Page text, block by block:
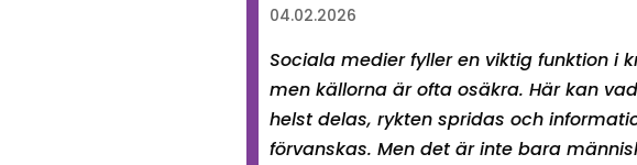
04.02.2026
Sociala medier fyller en viktig funktion i
men källorna är ofta osäkra. Här kan
helst delas, rykten spridas och
förvanskas. Men det är inte bara